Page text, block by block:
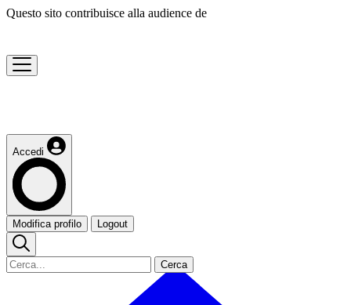
Questo sito contribuisce alla audience de
Accedi
Modifica profilo Logout
Cerca